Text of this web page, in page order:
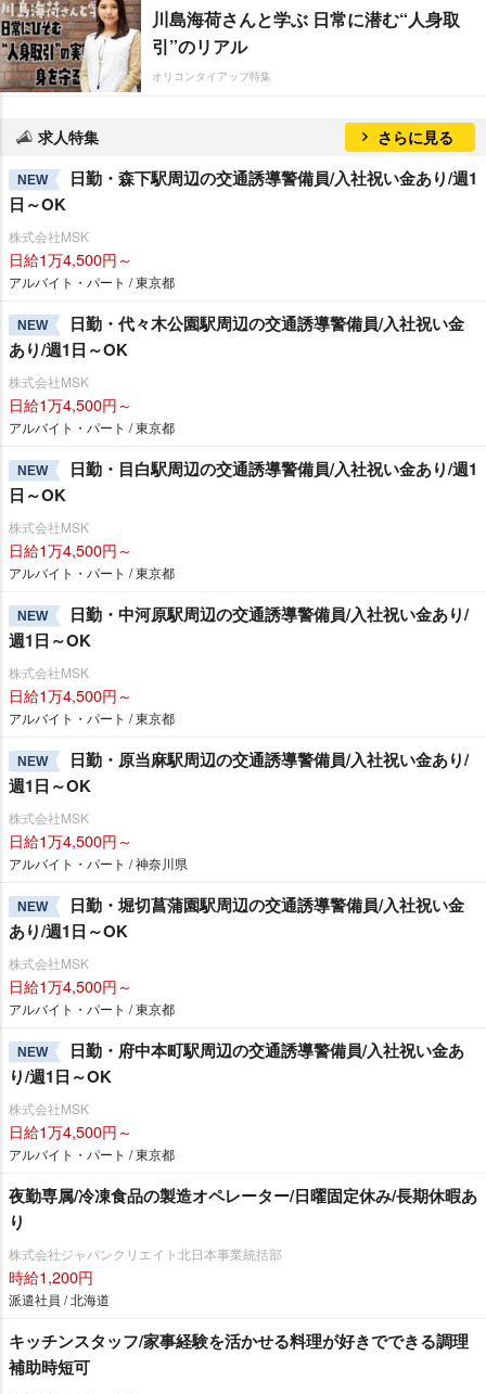
川島海荷さんと学ぶ 日常に潜む“人身取
引”のリアル
オリコンタイアップ特集
求人特集 さらに見る
NEW
日勤・森下駅周辺の交通誘導警備員/入社祝い金あり/週1
日～OK
株式会社MSK
日給1万4,500円～
アルバイト・パート / 東京都
NEW
日勤・代々木公園駅周辺の交通誘導警備員/入社祝い金
あり/週1日～OK
株式会社MSK
日給1万4,500円～
アルバイト・パート / 東京都
NEW
日勤・目白駅周辺の交通誘導警備員/入社祝い金あり/週1
日～OK
株式会社MSK
日給1万4,500円～
アルバイト・パート / 東京都
NEW
日勤・中河原駅周辺の交通誘導警備員/入社祝い金あり/
週1日～OK
株式会社MSK
日給1万4,500円～
アルバイト・パート / 東京都
NEW
日勤・原当麻駅周辺の交通誘導警備員/入社祝い金あり/
週1日～OK
株式会社MSK
日給1万4,500円～
アルバイト・パート / 神奈川県
NEW
日勤・堀切菖蒲園駅周辺の交通誘導警備員/入社祝い金
あり/週1日～OK
株式会社MSK
日給1万4,500円～
アルバイト・パート / 東京都
NEW
日勤・府中本町駅周辺の交通誘導警備員/入社祝い金あ
り/週1日～OK
株式会社MSK
日給1万4,500円～
アルバイト・パート / 東京都
夜勤専属/冷凍食品の製造オペレーター/日曜固定休み/長期休暇あ
り
株式会社ジャパンクリエイト北日本事業統括部
時給1,200円
派遣社員 / 北海道
キッチンスタッフ/家事経験を活かせる料理が好きでできる調理
補助時短可